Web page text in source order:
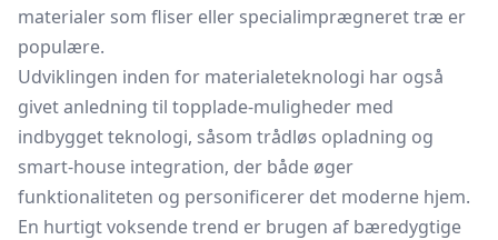
materialer som fliser eller specialimprægneret træ er
populære.
Udviklingen inden for materialeteknologi har også
givet anledning til topplade-muligheder med
indbygget teknologi, såsom trådløs opladning og
smart-house integration, der både øger
funktionaliteten og personificerer det moderne hjem.
En hurtigt voksende trend er brugen af bæredygtige